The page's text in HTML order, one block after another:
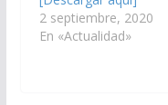
2 septiembre, 2020
En «Actualidad»